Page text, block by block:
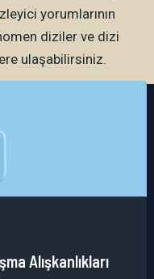
yorumlarının
diziler ve dizi
ulaşabilirsiniz.
Alışkanlıkları